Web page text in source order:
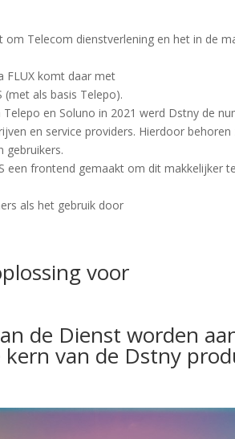
Telecom dienstverlening en het in de
FLUX komt daar met
(met als basis Telepo).
en Soluno in 2021 werd Dstny de
en service providers. Hierdoor
gebruikers.
een frontend gemaakt om dit makkelijker
als het gebruik door
voor
de Dienst worden
van de Dstny